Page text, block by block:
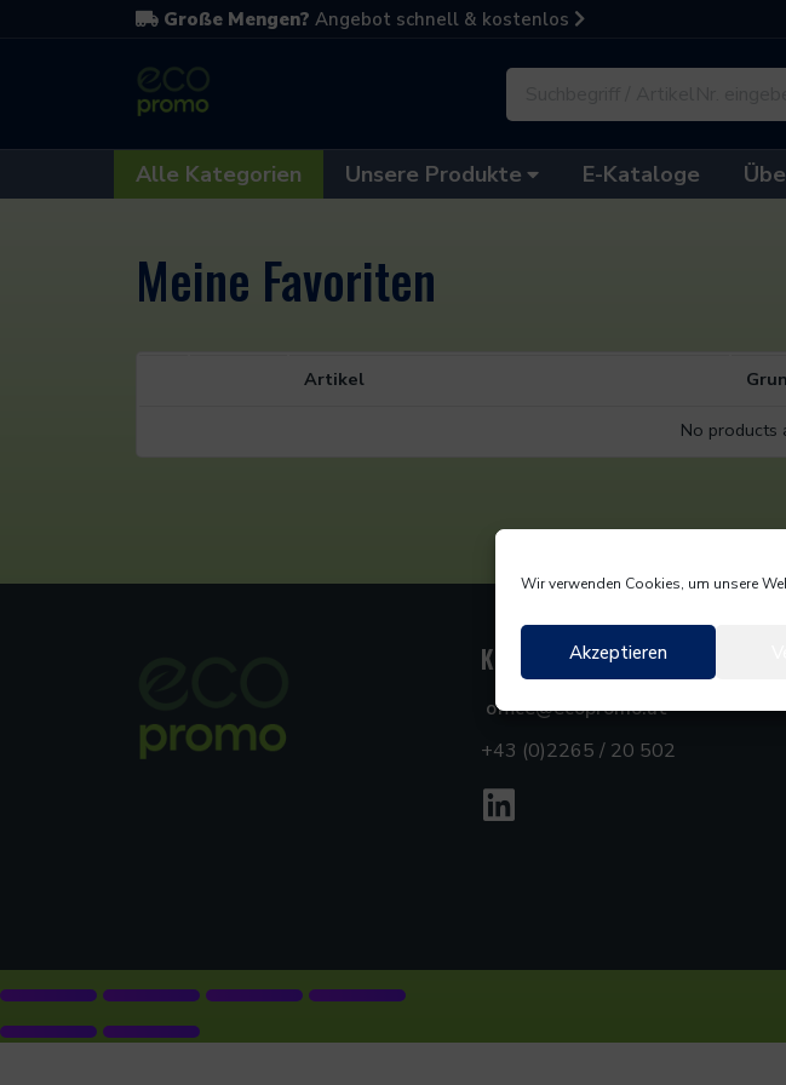
Wir verwenden Cookies, um unsere
Akzeptieren
Direkt zum Inhalt Zur Navigation Zum Footer
Große Mengen? Angebot schnell & kostenlos
Alle Kategorien Unsere Produkte E-Kataloge
Meine Favoriten
Artikel
No products
KONTAKT
office@ecopromo.at
+43 (0)2265 / 20 502